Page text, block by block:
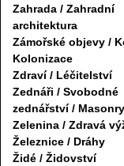
Zahrada / Zahradní
architektura
Zámořské objevy /
Kolonizace
Zdraví / Léčitelství
Zednáři / Svobodné
zednářství / Masonry
Zelenina / Zdravá
Železnice / Dráhy
Židé / Židovství